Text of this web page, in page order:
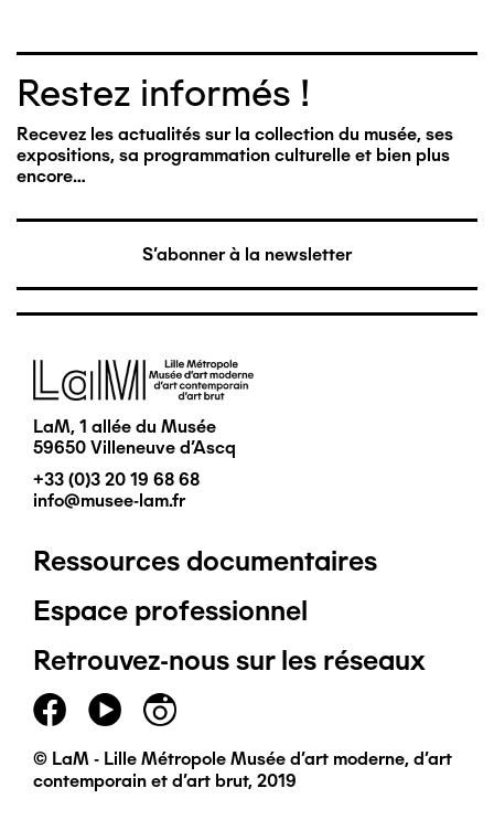
Restez informés !
Recevez les actualités sur la collection du musée, ses
expositions, sa programmation culturelle et bien plus
encore…
S'abonner à la newsletter
Image
LaM, 1 allée du Musée
59650 Villeneuve d'Ascq
+33 (0)3 20 19 68 68
info@musee-lam.fr
Pied
de
page
principal
Ressources documentaires
Espace professionnel
Retrouvez-nous sur les réseaux
© LaM - Lille Métropole Musée d'art moderne, d'art
contemporain et d'art brut, 2019